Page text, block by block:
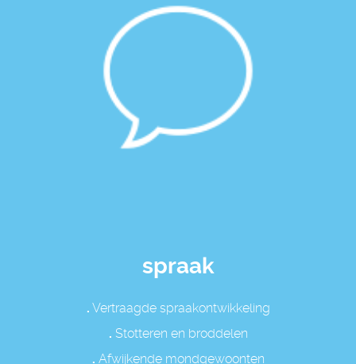
spraak
. Vertraagde spraakontwikkeling
. Stotteren en broddelen
. Afwijkende mondgewoonten